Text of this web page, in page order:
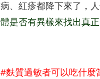
病、紅疹都降下來了 ，
體是否有異樣來找出真
#麩質過敏者可以吃什麼